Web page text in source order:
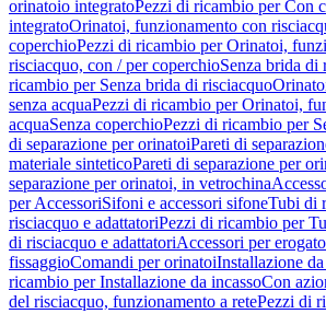
orinatoio integratoPezzi di ricambio per Con
integratoOrinatoi, funzionamento con
coperchioPezzi di ricambio per Orinatoi,
risciacquo, con / per coperchioSenza brida di
ricambio per Senza brida di risciacquo
senza acquaPezzi di ricambio per Orinatoi,
acquaSenza coperchioPezzi di ricambio per
di separazione per orinatoiPareti di
materiale sinteticoPareti di separazione per
separazione per orinatoi, in vetrochina
per AccessoriSifoni e accessori sifoneTubi di
risciacquo e adattatoriPezzi di ricambio per
di risciacquo e adattatoriAccessori per
fissaggioComandi per orinatoiInstallazione
ricambio per Installazione da incassoCon
del risciacquo, funzionamento a retePezzi di